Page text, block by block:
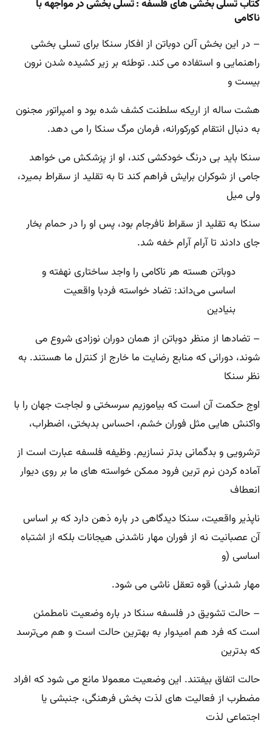
کتاب تسلی بخشی های فلسفه : تسلی بخشی در مواجهه با
ناکامی
– در این بخش آلن دوباتن از افکار سنکا برای تسلی ‌بخشی
راهنمایی و استفاده می‌ کند. توطئه بر زیر کشیده شدن نرون
بیست و
هشت ساله از اریکه سلطنت کشف شده بود و امپراتور مجنون
به دنبال انتقام کورکورانه، فرمان مرگ سنکا را می ‌دهد.
سنکا باید بی ‌درنگ خودکشی کند، او از پزشکش می ‌خواهد
جامی از شوکران برایش فراهم کند تا به تقلید از سقراط بمیرد،
ولی میل
سنکا به تقلید از سقراط نافرجام بود، پس او را در حمام بخار
جای دادند تا آرام آرام خفه شد.
دوباتن هسته هر ناکامی را واجد ساختاری نهفته و
اساسی می‌داند: تضاد خواسته فردبا واقعیت
بنیادین
– تضادها از منظر دوباتن از همان دوران نوزادی شروع می
‌شوند، دورانی که منابع رضایت ما خارج از کنترل ما هستند. به
نظر سنکا
اوج حکمت آن است که بیاموزیم سرسختی و لجاجت جهان را با
واکنش ‌هایی مثل فوران خشم‌، احساس بدبختی‌، اضطراب‌،
ترشرویی و بدگمانی بدتر نسازیم‌. وظیفه فلسفه عبارت است از
آماده کردن نرم ‌ترین فرود ممکن خواسته‌ های ما بر روی دیوار
انعطاف ‌
ناپذیر واقعیت‌، سنکا دیدگاهی در باره ذهن دارد که بر اساس
آن عصبانیت نه از فوران مهار ناشدنی هیجانات بلکه از اشتباه
اساسی (و
مهار شدنی‌) قوه تعقل ناشی می ‌شود.
– حالت تشویق در فلسفه سنکا در باره وضعیت نامطمئن
است که فرد هم امیدوار به بهترین حالت است و هم می‌ترسد
که بدترین
حالت اتفاق بیفتند. این وضعیت معمولا مانع می ‌شود که افراد
مضطرب از فعالیت‌ های لذت ‌بخش فرهنگی‌، جنبشی یا
اجتماعی لذت